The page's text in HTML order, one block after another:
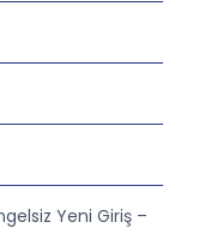
Yeni Giriş –